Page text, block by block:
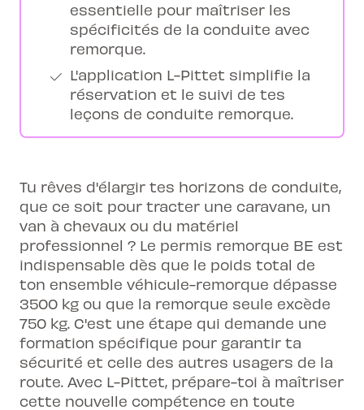
essentielle pour maîtriser les
spécificités de la conduite avec
remorque.
L'application L-Pittet simplifie la
réservation et le suivi de tes
leçons de conduite remorque.
Tu rêves d'élargir tes horizons de conduite,
que ce soit pour tracter une caravane, un
van à chevaux ou du matériel
professionnel ? Le permis remorque BE est
indispensable dès que le poids total de
ton ensemble véhicule-remorque dépasse
3500 kg ou que la remorque seule excède
750 kg. C'est une étape qui demande une
formation spécifique pour garantir ta
sécurité et celle des autres usagers de la
route. Avec L-Pittet, prépare-toi à maîtriser
cette nouvelle compétence en toute